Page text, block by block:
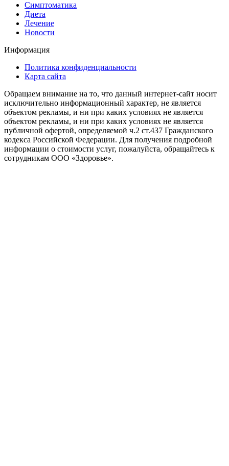
Cимптоматика
Диета
Лечение
Новости
Информация
Политика конфиденциальности
Карта сайта
Обращаем внимание на то, что данный интернет-сайт носит
исключительно информационный характер, не является
объектом рекламы, и ни при каких условиях не является
объектом рекламы, и ни при каких условиях не является
публичной офертой, определяемой ч.2 ст.437 Гражданского
кодекса Российской Федерации. Для получения подробной
информации о стоимости услуг, пожалуйста, обращайтесь к
сотрудникам ООО «Здоровье».